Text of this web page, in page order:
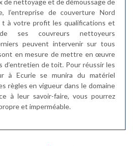
l’entreprise de couverture Nord
à votre profit les qualifications et
ses couvreurs nettoyeurs
peuvent intervenir sur tous
en mesure de mettre en œuvre
d’entretien de toit. Pour réussir les
à Ecurie se munira du matériel
règles en vigueur dans le domaine
à leur savoir-faire, vous pourrez
et imperméable.